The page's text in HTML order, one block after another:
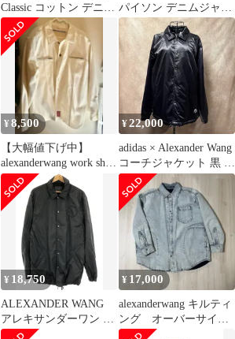
Classic コットン デニム
ジャケット
パイソン デニムジャケ
ット テミン着用
¥8,500
【️大幅値下げ中】
alexanderwang work shirt
jacket
¥22,000
adidas × Alexander Wang
コーチジャケット 黒 L
2XO 相当 テテ
BTS 182
¥ 18,750
ALEXANDER WANG
アレキサンダーワン コ
ーチジャケット ブラッ
¥ 17,000
alexanderwang キルティ
ング オーバーサイズ
デニムブルゾン